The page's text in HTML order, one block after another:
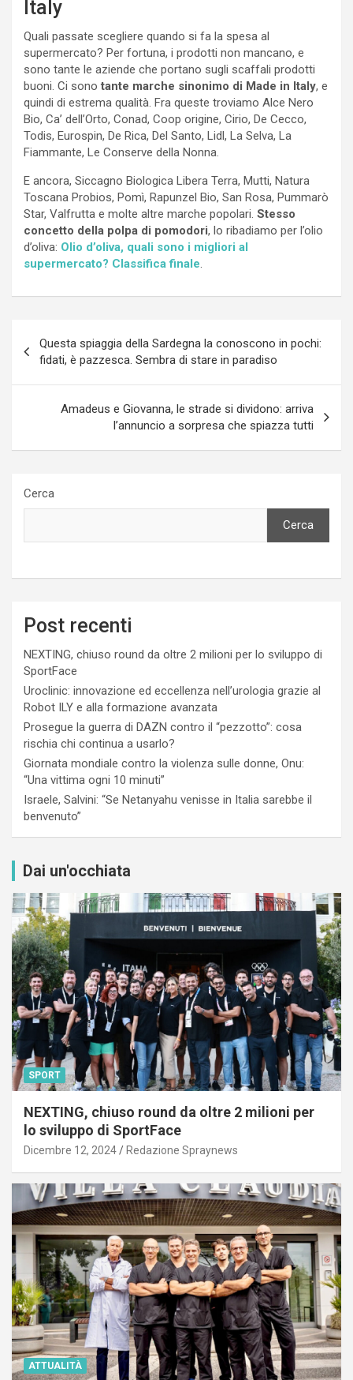
Italy
Quali passate scegliere quando si fa la spesa al
supermercato? Per fortuna, i prodotti non mancano, e
sono tante le aziende che portano sugli scaffali prodotti
buoni. Ci sono tante marche sinonimo di Made in Italy, e
quindi di estrema qualità. Fra queste troviamo Alce Nero
Bio, Ca’ dell’Orto, Conad, Coop origine, Cirio, De Cecco,
Todis, Eurospin, De Rica, Del Santo, Lidl, La Selva, La
Fiammante, Le Conserve della Nonna.
E ancora, Siccagno Biologica Libera Terra, Mutti, Natura
Toscana Probios, Pomì, Rapunzel Bio, San Rosa, Pummarò
Star, Valfrutta e molte altre marche popolari. Stesso
concetto della polpa di pomodori, lo ribadiamo per l’olio
d’oliva: Olio d’oliva, quali sono i migliori al
supermercato? Classifica finale.
articoli
Questa spiaggia della Sardegna la conoscono in pochi:
fidati, è pazzesca. Sembra di stare in paradiso
Amadeus e Giovanna, le strade si dividono: arriva
l’annuncio a sorpresa che spiazza tutti
Cerca
Cerca
Post recenti
NEXTING, chiuso round da oltre 2 milioni per lo sviluppo di
SportFace
Uroclinic: innovazione ed eccellenza nell’urologia grazie al
Robot ILY e alla formazione avanzata
Prosegue la guerra di DAZN contro il “pezzotto”: cosa
rischia chi continua a usarlo?
Giornata mondiale contro la violenza sulle donne, Onu:
“Una vittima ogni 10 minuti”
Israele, Salvini: “Se Netanyahu venisse in Italia sarebbe il
benvenuto”
Dai un'occhiata
SPORT
NEXTING, chiuso round da oltre 2 milioni per
lo sviluppo di SportFace
Dicembre 12, 2024 Redazione Spraynews
ATTUALITÀ